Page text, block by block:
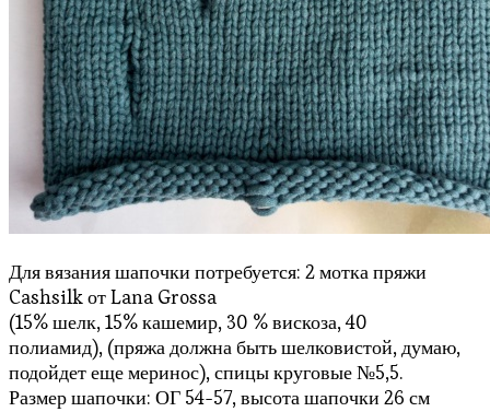
Для вязания шапочки потребуется: 2 мотка пряжи
Cashsilk от Lana Grossa
(15% шелк, 15% кашемир, 30 % вискоза, 40
полиамид), (пряжа должна быть шелковистой, думаю,
подойдет еще меринос), спицы круговые №5,5.
Размер шапочки: ОГ 54-57, высота шапочки 26 см